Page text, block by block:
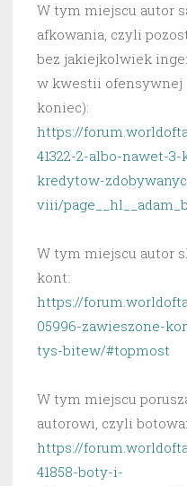
W tym miejscu autor
afkowania, czyli
bez jakiejkolwiek
w kwestii ofensywnej
koniec):
https://
41322-2-albo-nawet-
kredytow-
viii/
W tym miejscu autor
kont:
https://
05996-zawieszone-
tys-bitew/#topmost
W tym miejscu
autorowi, czyli
https://
41858-boty-i-